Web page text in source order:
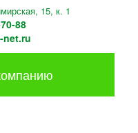
15, к. 1
88
net.ru